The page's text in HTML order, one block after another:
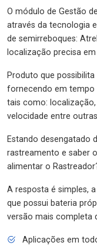
O módulo de Gestão
através da tecnologia
de semirreboques:
localização precisa
Produto que
fornecendo em tempo
tais como:
velocidade entre
Estando desengatado
rastreamento e saber
alimentar o
A resposta é simples,
que possui bateria
versão mais completa
Aplicações em